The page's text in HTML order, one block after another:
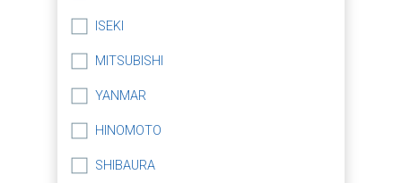
ISEKI
MITSUBISHI
YANMAR
HINOMOTO
SHIBAURA